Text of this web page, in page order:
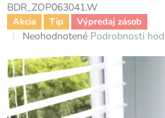
BDR_ZOP063041.W
Akcia Tip Výpredaj zásob
Priemerné
produktu
je
0,0
z
Neohodnotené Podrobnosti